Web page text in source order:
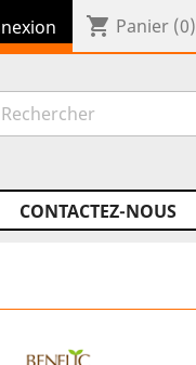
shopping_cart Panier (0)
CONTACTEZ-NOUS